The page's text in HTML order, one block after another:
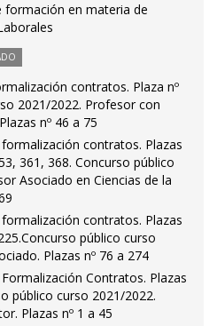
formación en materia de
contratos. Plaza nº
2021/2022. Profesor con
nº 46 a 75
contratos. Plazas
361, 368. Concurso público
Asociado en Ciencias de la
contratos. Plazas
público curso
Plazas nº 76 a 274
Contratos. Plazas
público curso 2021/2022.
Plazas nº 1 a 45